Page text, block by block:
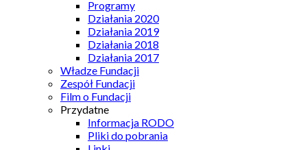
Programy
Działania 2020
Działania 2019
Działania 2018
Działania 2017
Władze Fundacji
Zespół Fundacji
Film o Fundacji
Przydatne
Informacja RODO
Pliki do pobrania